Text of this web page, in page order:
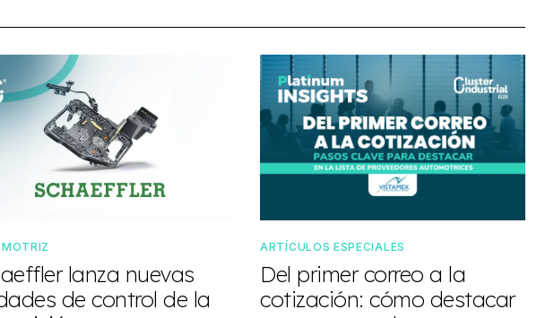
lanza nuevas
de control de la
ARTÍCULOS ESPECIALES
Del primer correo a la
cotización: cómo destacar